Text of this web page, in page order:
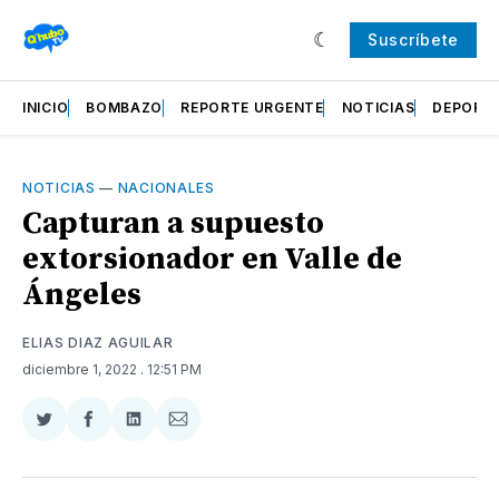
Suscríbete
INICIO BOMBAZO REPORTE URGENTE NOTICIAS
NOTICIAS — NACIONALES
Capturan a supuesto
extorsionador en Valle de
Ángeles
ELIAS DIAZ AGUILAR
diciembre 1, 2022 . 12:51 PM
Compartir
Twitter
Compartir
Facebook
Compartir
LinkedIn
Compartir
Email